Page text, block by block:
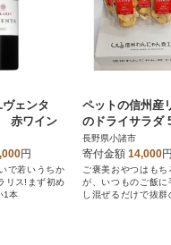
ヴェンタ
赤ワイン
円
で若いうちか
リス!まず初め
1本
ペットの信州産
のドライサラダ
ット
長野県小諸市
寄付金額 14,000円
ご褒美おやつはもち
が、いつものご飯に
し混ぜるだけで抜群